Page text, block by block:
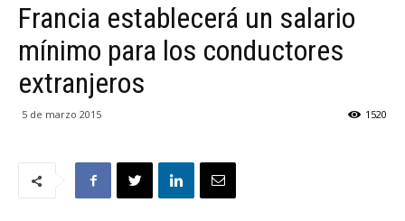
Francia establecerá un salario
mínimo para los conductores
extranjeros
5 de marzo 2015 1520